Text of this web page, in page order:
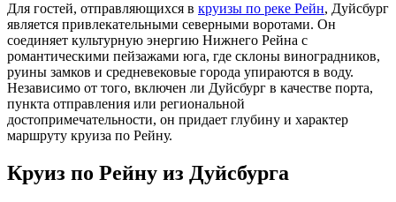
Для гостей, отправляющихся в круизы по реке Рейн, Дуйсбург
является привлекательными северными воротами. Он
соединяет культурную энергию Нижнего Рейна с
романтическими пейзажами юга, где склоны виноградников,
руины замков и средневековые города упираются в воду.
Независимо от того, включен ли Дуйсбург в качестве порта,
пункта отправления или региональной
достопримечательности, он придает глубину и характер
маршруту круиза по Рейну.
Круиз по Рейну из Дуйсбурга